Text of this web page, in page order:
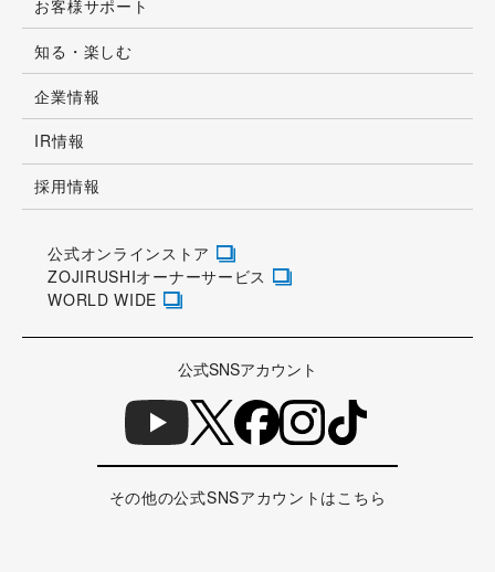
お客様サポート
知る・楽しむ
企業情報
IR情報
採用情報
公式オンラインストア
ZOJIRUSHIオーナーサービス
WORLD WIDE
公式SNSアカウント
その他の公式SNSアカウントはこちら